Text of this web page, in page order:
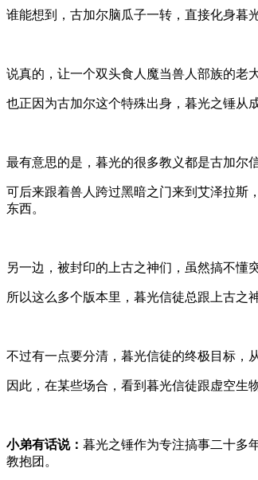
谁能想到，古加尔脑瓜子一转，直接化身暮
说真的，让一个双头食人魔当兽人部族的老
也正因为古加尔这个特殊出身，暮光之锤从
最有意思的是，暮光的很多教义都是古加尔
可后来跟着兽人跨过黑暗之门来到艾泽拉斯
东西。
另一边，被封印的上古之神们，虽然搞不懂
所以这么多个版本里，暮光信徒总跟上古之
不过有一点要分清，暮光信徒的终极目标，
因此，在某些场合，看到暮光信徒跟虚空生
小弟有话说： 暮光之锤作为专注搞事二十多
教抱团。